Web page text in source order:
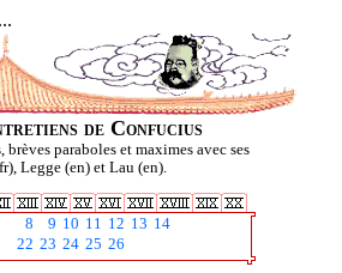
...
de Confucius
paraboles et maximes avec ses
Legge (en) et Lau (en).
8 9 10 11 12 13 14
22 23 24 25 26